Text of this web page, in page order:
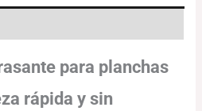
para planchas
rápida y sin